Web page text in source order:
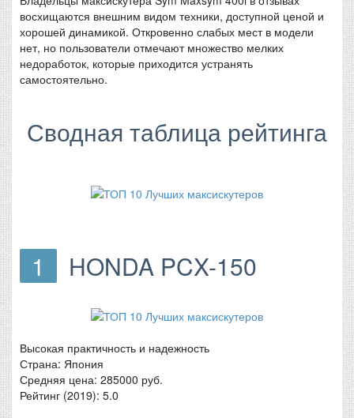
восхищаются внешним видом техники, доступной ценой и
хорошей динамикой. Откровенно слабых мест в модели
нет, но пользователи отмечают множество мелких
недоработок, которые приходится устранять
самостоятельно.
Сводная таблица рейтинга
1 HONDA PCX-150
Высокая практичность и надежность
Страна: Япония
Средняя цена: 285000 руб.
Рейтинг (2019): 5.0